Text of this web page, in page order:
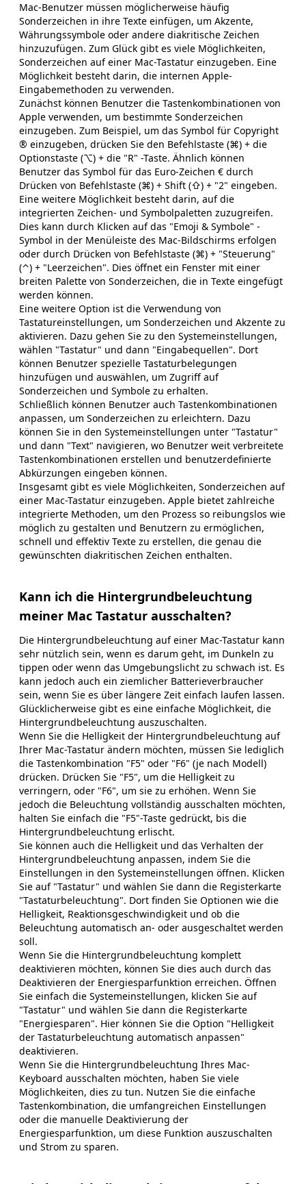
Mac-Benutzer müssen möglicherweise häufig
Sonderzeichen in ihre Texte einfügen, um Akzente,
Währungssymbole oder andere diakritische Zeichen
hinzuzufügen. Zum Glück gibt es viele Möglichkeiten,
Sonderzeichen auf einer Mac-Tastatur einzugeben. Eine
Möglichkeit besteht darin, die internen Apple-
Eingabemethoden zu verwenden.
Zunächst können Benutzer die Tastenkombinationen von
Apple verwenden, um bestimmte Sonderzeichen
einzugeben. Zum Beispiel, um das Symbol für Copyright
® einzugeben, drücken Sie den Befehlstaste (⌘) + die
Optionstaste (⌥) + die "R" -Taste. Ähnlich können
Benutzer das Symbol für das Euro-Zeichen € durch
Drücken von Befehlstaste (⌘) + Shift (⇧) + "2" eingeben.
Eine weitere Möglichkeit besteht darin, auf die
integrierten Zeichen- und Symbolpaletten zuzugreifen.
Dies kann durch Klicken auf das "Emoji & Symbole" -
Symbol in der Menüleiste des Mac-Bildschirms erfolgen
oder durch Drücken von Befehlstaste (⌘) + "Steuerung"
(⌃) + "Leerzeichen". Dies öffnet ein Fenster mit einer
breiten Palette von Sonderzeichen, die in Texte eingefügt
werden können.
Eine weitere Option ist die Verwendung von
Tastatureinstellungen, um Sonderzeichen und Akzente zu
aktivieren. Dazu gehen Sie zu den Systemeinstellungen,
wählen "Tastatur" und dann "Eingabequellen". Dort
können Benutzer spezielle Tastaturbelegungen
hinzufügen und auswählen, um Zugriff auf
Sonderzeichen und Symbole zu erhalten.
Schließlich können Benutzer auch Tastenkombinationen
anpassen, um Sonderzeichen zu erleichtern. Dazu
können Sie in den Systemeinstellungen unter "Tastatur"
und dann "Text" navigieren, wo Benutzer weit verbreitete
Tastenkombinationen erstellen und benutzerdefinierte
Abkürzungen eingeben können.
Insgesamt gibt es viele Möglichkeiten, Sonderzeichen auf
einer Mac-Tastatur einzugeben. Apple bietet zahlreiche
integrierte Methoden, um den Prozess so reibungslos wie
möglich zu gestalten und Benutzern zu ermöglichen,
schnell und effektiv Texte zu erstellen, die genau die
gewünschten diakritischen Zeichen enthalten.
Kann ich die Hintergrundbeleuchtung
meiner Mac Tastatur ausschalten?
Die Hintergrundbeleuchtung auf einer Mac-Tastatur kann
sehr nützlich sein, wenn es darum geht, im Dunkeln zu
tippen oder wenn das Umgebungslicht zu schwach ist. Es
kann jedoch auch ein ziemlicher Batterieverbraucher
sein, wenn Sie es über längere Zeit einfach laufen lassen.
Glücklicherweise gibt es eine einfache Möglichkeit, die
Hintergrundbeleuchtung auszuschalten.
Wenn Sie die Helligkeit der Hintergrundbeleuchtung auf
Ihrer Mac-Tastatur ändern möchten, müssen Sie lediglich
die Tastenkombination "F5" oder "F6" (je nach Modell)
drücken. Drücken Sie "F5", um die Helligkeit zu
verringern, oder "F6", um sie zu erhöhen. Wenn Sie
jedoch die Beleuchtung vollständig ausschalten möchten,
halten Sie einfach die "F5"-Taste gedrückt, bis die
Hintergrundbeleuchtung erlischt.
Sie können auch die Helligkeit und das Verhalten der
Hintergrundbeleuchtung anpassen, indem Sie die
Einstellungen in den Systemeinstellungen öffnen. Klicken
Sie auf "Tastatur" und wählen Sie dann die Registerkarte
"Tastaturbeleuchtung". Dort finden Sie Optionen wie die
Helligkeit, Reaktionsgeschwindigkeit und ob die
Beleuchtung automatisch an- oder ausgeschaltet werden
soll.
Wenn Sie die Hintergrundbeleuchtung komplett
deaktivieren möchten, können Sie dies auch durch das
Deaktivieren der Energiesparfunktion erreichen. Öffnen
Sie einfach die Systemeinstellungen, klicken Sie auf
"Tastatur" und wählen Sie dann die Registerkarte
"Energiesparen". Hier können Sie die Option "Helligkeit
der Tastaturbeleuchtung automatisch anpassen"
deaktivieren.
Wenn Sie die Hintergrundbeleuchtung Ihres Mac-
Keyboard ausschalten möchten, haben Sie viele
Möglichkeiten, dies zu tun. Nutzen Sie die einfache
Tastenkombination, die umfangreichen Einstellungen
oder die manuelle Deaktivierung der
Energiesparfunktion, um diese Funktion auszuschalten
und Strom zu sparen.